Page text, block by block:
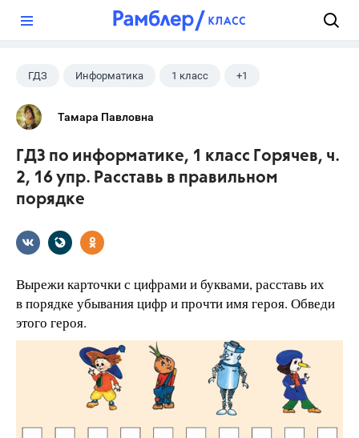
ГДЗ Информатика 1 класс +1
Горячев А.В.
Тамара Павловна
ГДЗ по информатике, 1 класс Горячев, ч.
2, 16 упр. Расставь в правильном
порядке
Вырежи карточки с цифрами и буквами, расставь их
в порядке убывания цифр и прочти имя героя. Обведи
этого героя.